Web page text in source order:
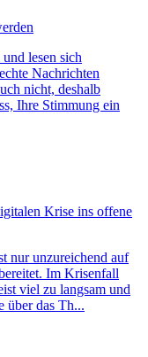
lesen sich
Nachrichten
nicht, deshalb
Ihre Stimmung ein
Krise ins offene
nur unzureichend auf
Im Krisenfall
viel zu langsam und
über das Th...